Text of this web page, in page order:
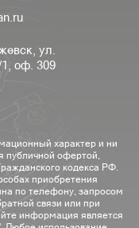
ул.
оф. 309
характер и ни
публичной офертой,
кодекса РФ.
приобретения
по телефону, запросом
связи или при
информация является